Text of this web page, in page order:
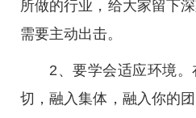
所做的行业，给大家留下
需要主动出击。
2、要学会适应环境
切，融入集体，融入你的